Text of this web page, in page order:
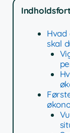
skal